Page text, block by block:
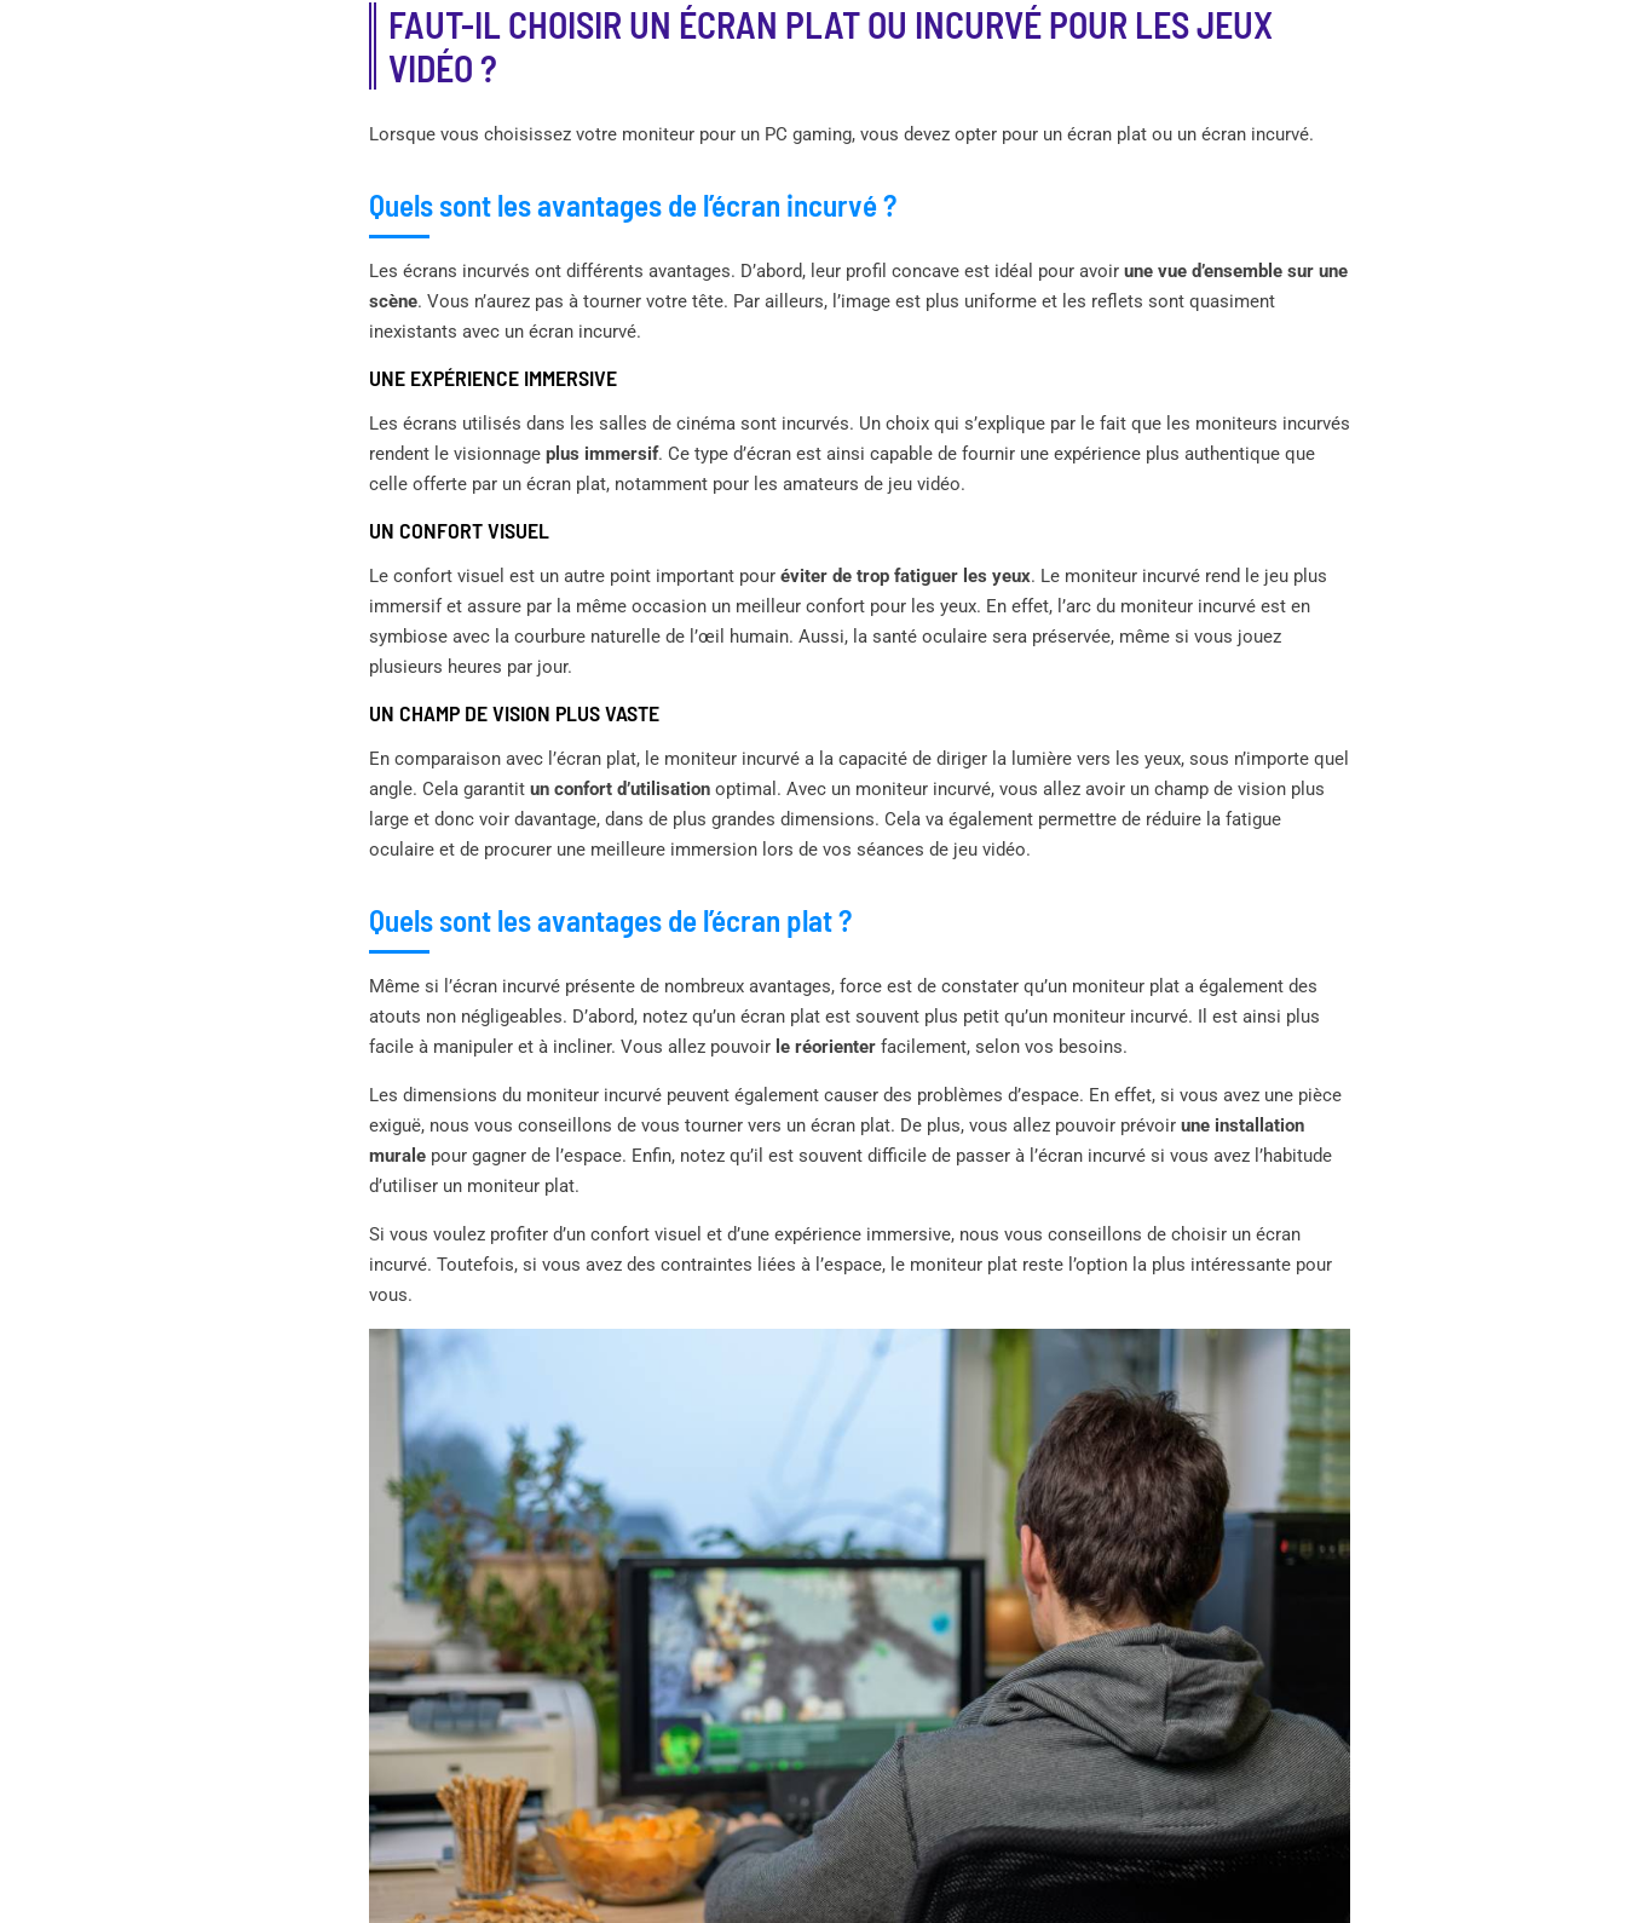
FAUT-IL CHOISIR UN ÉCRAN PLAT OU INCURVÉ POUR LES JEUX
VIDÉO ?
Lorsque vous choisissez votre moniteur pour un PC gaming, vous devez opter pour un écran plat ou un écran incurvé.
Quels sont les avantages de l’écran incurvé ?
Les écrans incurvés ont différents avantages. D’abord, leur profil concave est idéal pour avoir une vue d’ensemble sur une
scène. Vous n’aurez pas à tourner votre tête. Par ailleurs, l’image est plus uniforme et les reflets sont quasiment
inexistants avec un écran incurvé.
UNE EXPÉRIENCE IMMERSIVE
Les écrans utilisés dans les salles de cinéma sont incurvés. Un choix qui s’explique par le fait que les moniteurs incurvés
rendent le visionnage plus immersif. Ce type d’écran est ainsi capable de fournir une expérience plus authentique que
celle offerte par un écran plat, notamment pour les amateurs de jeu vidéo.
UN CONFORT VISUEL
Le confort visuel est un autre point important pour éviter de trop fatiguer les yeux. Le moniteur incurvé rend le jeu plus
immersif et assure par la même occasion un meilleur confort pour les yeux. En effet, l’arc du moniteur incurvé est en
symbiose avec la courbure naturelle de l’œil humain. Aussi, la santé oculaire sera préservée, même si vous jouez
plusieurs heures par jour.
UN CHAMP DE VISION PLUS VASTE
En comparaison avec l’écran plat, le moniteur incurvé a la capacité de diriger la lumière vers les yeux, sous n’importe quel
angle. Cela garantit un confort d’utilisation optimal. Avec un moniteur incurvé, vous allez avoir un champ de vision plus
large et donc voir davantage, dans de plus grandes dimensions. Cela va également permettre de réduire la fatigue
oculaire et de procurer une meilleure immersion lors de vos séances de jeu vidéo.
Quels sont les avantages de l’écran plat ?
Même si l’écran incurvé présente de nombreux avantages, force est de constater qu’un moniteur plat a également des
atouts non négligeables. D’abord, notez qu’un écran plat est souvent plus petit qu’un moniteur incurvé. Il est ainsi plus
facile à manipuler et à incliner. Vous allez pouvoir le réorienter facilement, selon vos besoins.
Les dimensions du moniteur incurvé peuvent également causer des problèmes d’espace. En effet, si vous avez une pièce
exiguë, nous vous conseillons de vous tourner vers un écran plat. De plus, vous allez pouvoir prévoir une installation
murale pour gagner de l’espace. Enfin, notez qu’il est souvent difficile de passer à l’écran incurvé si vous avez l’habitude
d’utiliser un moniteur plat.
Si vous voulez profiter d’un confort visuel et d’une expérience immersive, nous vous conseillons de choisir un écran
incurvé. Toutefois, si vous avez des contraintes liées à l’espace, le moniteur plat reste l’option la plus intéressante pour
vous.